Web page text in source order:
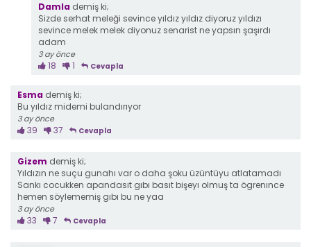
Damla demiş ki;
Sizde serhat meleği sevince yıldız yıldız diyoruz yıldızı
sevince melek melek diyonuz senarist ne yapsın şaşırdı
adam
3 ay önce
18 1 Cevapla
Esma demiş ki;
Bu yıldız midemi bulandırıyor
3 ay önce
39 37 Cevapla
Gizem demiş ki;
Yıldızın ne suçu gunahı var o daha şoku üzüntüyu atlatamadı
Sankı cocukken apandasıt gıbı basıt bişeyı olmuş ta ögrenınce
hemen söylememiş gıbı bu ne yaa
3 ay önce
33 7 Cevapla